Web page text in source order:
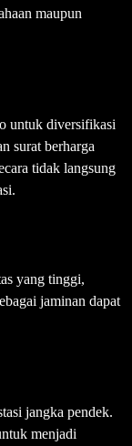
maupun
untuk diversifikasi
surat berharga
tidak langsung
yang tinggi,
jaminan dapat
jangka pendek.
menjadi